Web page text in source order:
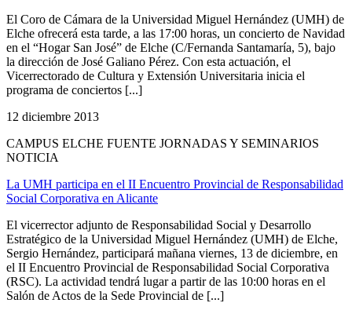
El Coro de Cámara de la Universidad Miguel Hernández (UMH) de
Elche ofrecerá esta tarde, a las 17:00 horas, un concierto de Navidad
en el “Hogar San José” de Elche (C/Fernanda Santamaría, 5), bajo
la dirección de José Galiano Pérez. Con esta actuación, el
Vicerrectorado de Cultura y Extensión Universitaria inicia el
programa de conciertos [...]
12 diciembre 2013
CAMPUS ELCHE FUENTE JORNADAS Y SEMINARIOS
NOTICIA
La UMH participa en el II Encuentro Provincial de Responsabilidad
Social Corporativa en Alicante
El vicerrector adjunto de Responsabilidad Social y Desarrollo
Estratégico de la Universidad Miguel Hernández (UMH) de Elche,
Sergio Hernández, participará mañana viernes, 13 de diciembre, en
el II Encuentro Provincial de Responsabilidad Social Corporativa
(RSC). La actividad tendrá lugar a partir de las 10:00 horas en el
Salón de Actos de la Sede Provincial de [...]